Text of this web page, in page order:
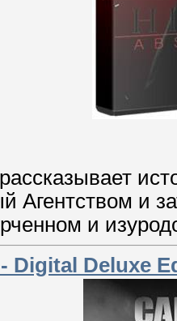
Агентством и
и
Digital Deluxe